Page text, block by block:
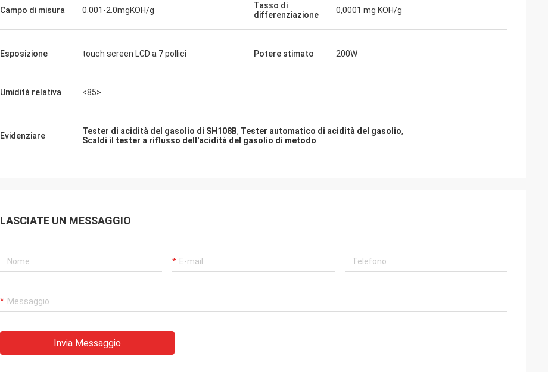
Campo di misura 0.001-2.0mgKOH/g
Tasso di
differenziazione
0,0001 mg KOH/g
Esposizione touch screen LCD a 7 pollici Potere stimato 200W
Umidità relativa <85>
Evidenziare Tester di acidità del gasolio di SH108B, Tester automatico di acidità del gasolio,
Scaldi il tester a riflusso dell'acidità del gasolio di metodo
LASCIATE UN MESSAGGIO
Invia Messaggio